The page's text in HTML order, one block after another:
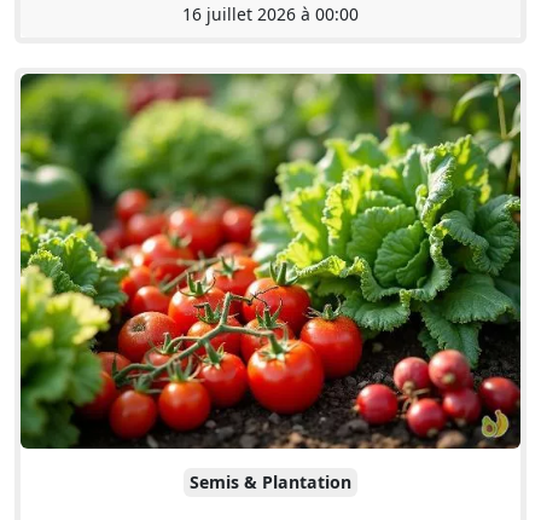
16 juillet 2026 à 00:00
Semis & Plantation